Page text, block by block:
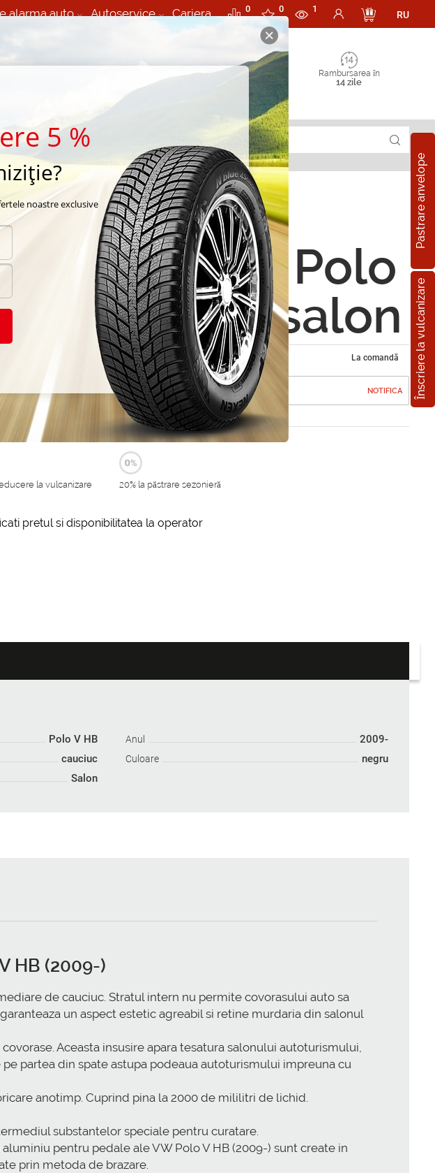
alarma auto Autoservice Cariera 0 0 1
RU
Rambursarea în
14 zile
Pastrare anvelope
Înscriere la vulcanizare
VW Polo
HB (2009-) salon
La comandă
LA COMANDA NOTIFICA
la vulcanizare 20% la păstrare sezonieră
pretul si disponibilitatea la operator
Polo V HB Anul 2009-
cauciuc Culoare negru
Salon
HB (2009-)
de cauciuc. Stratul intern nu permite covorasului auto sa
un aspect estetic agreabil si retine murdaria din salonul
Aceasta insusire apara tesatura salonului autoturismului,
partea din spate astupa podeaua autoturismului impreuna cu
anotimp. Cuprind pina la 2000 de mililitri de lichid.
substantelor speciale pentru curatare.
pentru pedale ale VW Polo V HB (2009-) sunt create in
prin metoda de brazare.
5 %
noastre exclusive